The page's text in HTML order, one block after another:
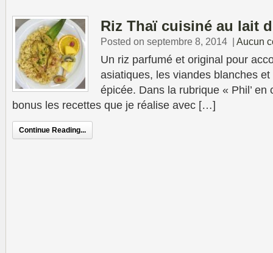
Riz Thaï cuisiné au lait
Posted on septembre 8, 2014 | Aucun
Un riz parfumé et original pour
asiatiques, les viandes blanches
épicée. Dans la rubrique « Phil’
bonus les recettes que je réalise avec […]
Continue Reading...